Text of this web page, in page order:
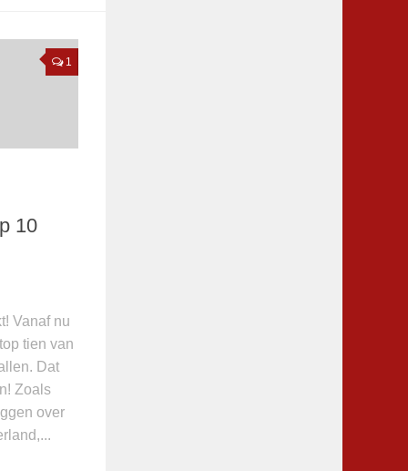
1
10
Vanaf nu
tien van
Dat
Zoals
over